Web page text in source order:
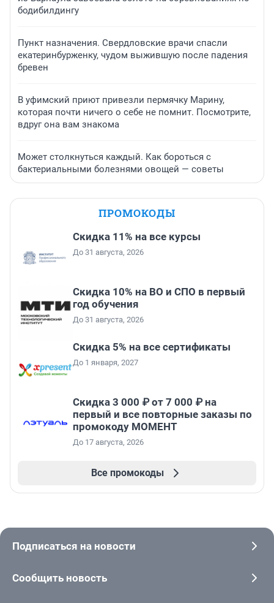
бодибилдингу
Пункт назначения. Свердловские врачи спасли
екатеринбурженку, чудом выжившую после падения
бревен
В уфимский приют привезли пермячку Марину,
которая почти ничего о себе не помнит. Посмотрите,
вдруг она вам знакома
Может столкнуться каждый. Как бороться с
бактериальными болезнями овощей — советы
ПРОМОКОДЫ
Скидка 11% на все курсы
До 31 августа, 2026
Скидка 10% на ВО и СПО в первый
год обучения
До 31 августа, 2026
Скидка 5% на все сертификаты
До 1 января, 2027
Скидка 3 000 ₽ от 7 000 ₽ на
первый и все повторные заказы по
промокоду МОМЕНТ
До 17 августа, 2026
Все промокоды
Подписаться на новости
Сообщить новость